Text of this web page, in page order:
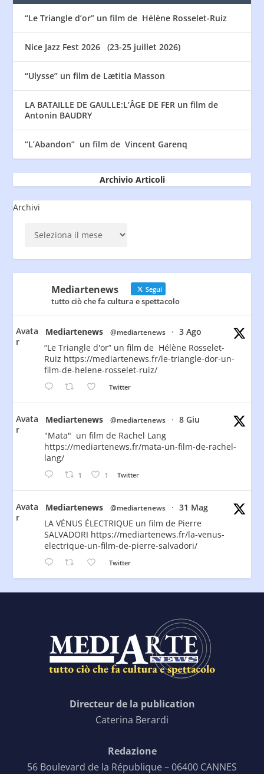
“Le Triangle d’or” un film de Hélène Rosselet-Ruiz
Nice Jazz Fest 2026 (23-25 juillet 2026)
“Ulysse” un film de Lætitia Masson
LA BATAILLE DE GAULLE:L’ÂGE DE FER un film de
Antonin BAUDRY
“L’Abandon” un film de Vincent Garenq
Archivio Articoli
Archivi
Mediartenews Segui
tutto ciò che fa cultura e spettacolo
Avata
r
Mediartenews @mediartenews ·
3 Ago
“Le Triangle d'or” un film de Hélène Rosselet-
Ruiz https://mediartenews.fr/le-triangle-dor-un-
film-de-helene-rosselet-ruiz/
Twitter
Avata
r
Mediartenews @mediartenews ·
8 Giu
"Mata" un film de Rachel Lang
https://mediartenews.fr/mata-un-film-de-rachel-
lang/
1 1 Twitter
Avata
r
Mediartenews @mediartenews ·
31 Mag
LA VÉNUS ÉLECTRIQUE un film de Pierre
SALVADORI https://mediartenews.fr/la-venus-
electrique-un-film-de-pierre-salvadori/
Twitter
Directeur de la publication
Caterina Berardi
Redazione
56 Boulevard de la République – 06400 CANNES